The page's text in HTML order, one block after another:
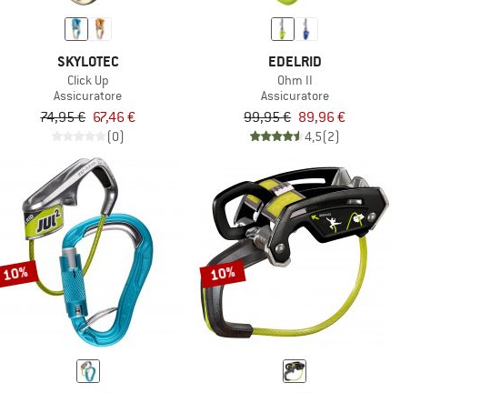
SKYLOTEC
Click Up
Assicuratore
74,95 € 67,46 €
(0)
EDELRID
Ohm II
Assicuratore
99,95 € 89,96 €
4,5(2)
10% 10%